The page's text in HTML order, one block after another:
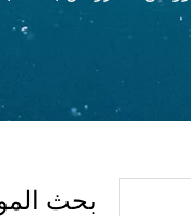
بحث